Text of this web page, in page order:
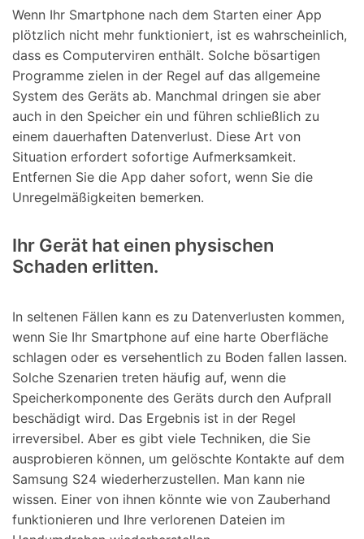
Wenn Ihr Smartphone nach dem Starten einer App
plötzlich nicht mehr funktioniert, ist es wahrscheinlich,
dass es Computerviren enthält. Solche bösartigen
Programme zielen in der Regel auf das allgemeine
System des Geräts ab. Manchmal dringen sie aber
auch in den Speicher ein und führen schließlich zu
einem dauerhaften Datenverlust. Diese Art von
Situation erfordert sofortige Aufmerksamkeit.
Entfernen Sie die App daher sofort, wenn Sie die
Unregelmäßigkeiten bemerken.
Ihr Gerät hat einen physischen
Schaden erlitten.
In seltenen Fällen kann es zu Datenverlusten kommen,
wenn Sie Ihr Smartphone auf eine harte Oberfläche
schlagen oder es versehentlich zu Boden fallen lassen.
Solche Szenarien treten häufig auf, wenn die
Speicherkomponente des Geräts durch den Aufprall
beschädigt wird. Das Ergebnis ist in der Regel
irreversibel. Aber es gibt viele Techniken, die Sie
ausprobieren können, um gelöschte Kontakte auf dem
Samsung S24 wiederherzustellen. Man kann nie
wissen. Einer von ihnen könnte wie von Zauberhand
funktionieren und Ihre verlorenen Dateien im